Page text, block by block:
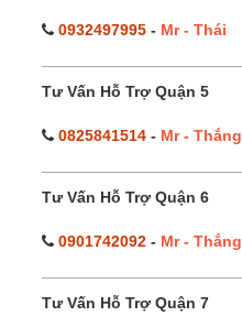
0932497995 - Mr - Thái
Tư Vấn Hỗ Trợ Quận 5
0825841514 - Mr - Thắng
Tư Vấn Hỗ Trợ Quận 6
0901742092 - Mr - Thắng
Tư Vấn Hỗ Trợ Quận 7